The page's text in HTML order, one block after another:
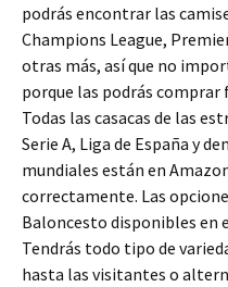
podrás encontrar las
Champions League,
otras más, así que no
porque las podrás
Todas las casacas de las
Serie A, Liga de España y
mundiales están en
correctamente. Las
Baloncesto disponibles en
Tendrás todo tipo de
hasta las visitantes o